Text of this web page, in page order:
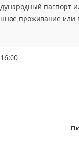
паспорт
проживание или